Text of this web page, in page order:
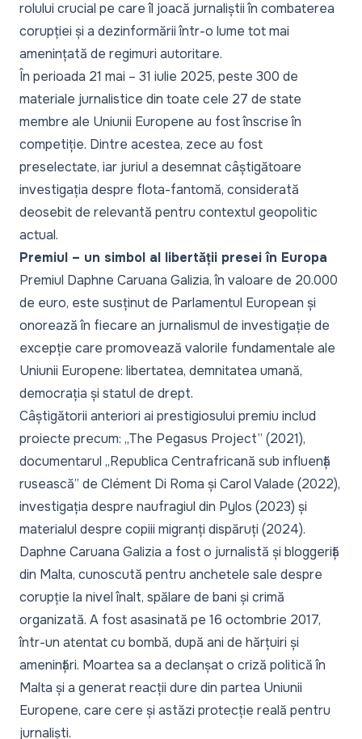
rolului crucial pe care îl joacă jurnaliștii în combaterea
corupției și a dezinformării într-o lume tot mai
amenințată de regimuri autoritare.
În perioada 21 mai – 31 iulie 2025, peste 300 de
materiale jurnalistice din toate cele 27 de state
membre ale Uniunii Europene au fost înscrise în
competiție. Dintre acestea, zece au fost
preselectate, iar juriul a desemnat câștigătoare
investigația despre flota-fantomă, considerată
deosebit de relevantă pentru contextul geopolitic
actual.
Premiul – un simbol al libertății presei în Europa
Premiul Daphne Caruana Galizia, în valoare de 20.000
de euro, este susținut de Parlamentul European și
onorează în fiecare an jurnalismul de investigație de
excepție care promovează valorile fundamentale ale
Uniunii Europene: libertatea, demnitatea umană,
democrația și statul de drept.
Câștigătorii anteriori ai prestigiosului premiu includ
proiecte precum: „The Pegasus Project” (2021),
documentarul „Republica Centrafricană sub influență
rusească” de Clément Di Roma și Carol Valade (2022),
investigația despre naufragiul din Pylos (2023) și
materialul despre copiii migranți dispăruți (2024).
Daphne Caruana Galizia a fost o jurnalistă și bloggeriță
din Malta, cunoscută pentru anchetele sale despre
corupție la nivel înalt, spălare de bani și crimă
organizată. A fost asasinată pe 16 octombrie 2017,
într-un atentat cu bombă, după ani de hărțuiri și
amenințări. Moartea sa a declanșat o criză politică în
Malta și a generat reacții dure din partea Uniunii
Europene, care cere și astăzi protecție reală pentru
jurnaliști.